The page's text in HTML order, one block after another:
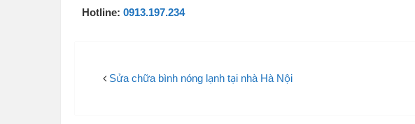
Hotline: 0913.197.234
Sửa chữa bình nóng lạnh tại nhà Hà Nội